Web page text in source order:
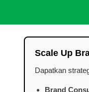
Scale Up
Dapatkan
Brand